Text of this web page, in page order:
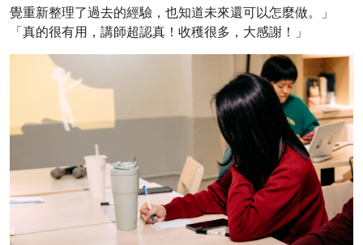
覺重新整理了過去的經驗，也知道未來還可以怎麼做。」
「真的很有用，講師超認真！收穫很多，大感謝！」